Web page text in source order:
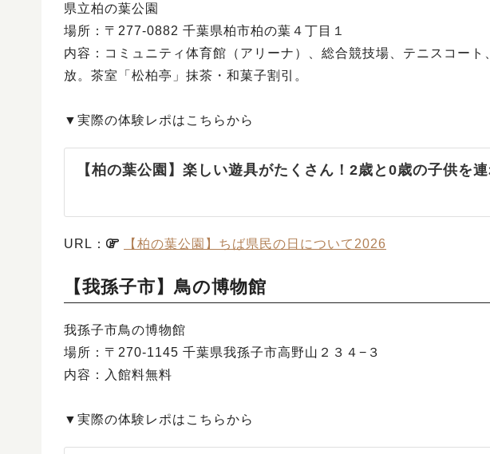
県立柏の葉公園
場所：〒277-0882 千葉県柏市柏の葉４丁目１
内容：コミュニティ体育館（アリーナ）、総合競技場、テニスコー
放。茶室「松柏亭」抹茶・和菓子割引。
▼実際の体験レポはこちらから
【柏の葉公園】楽しい遊具がたくさん！2歳と0歳の子供を
URL： 【柏の葉公園】ちば県民の日について2026
【我孫子市】鳥の博物館
我孫子市鳥の博物館
場所：〒270-1145 千葉県我孫子市高野山２３４−３
内容：入館料無料
▼実際の体験レポはこちらから